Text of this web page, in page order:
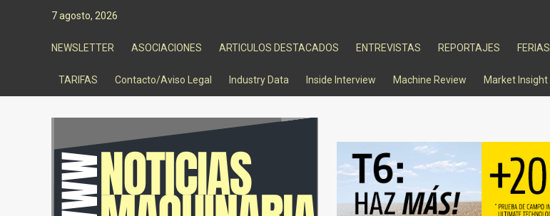
7 agosto, 2026
NEWSLETTER ASOCIACIONES ARTICULOS DESTACADOS ENTREVISTAS REPORTAJES FERIAS
TARIFAS Contacto/Aviso Legal Industry Data Inside Interview Machine Review Market Insight